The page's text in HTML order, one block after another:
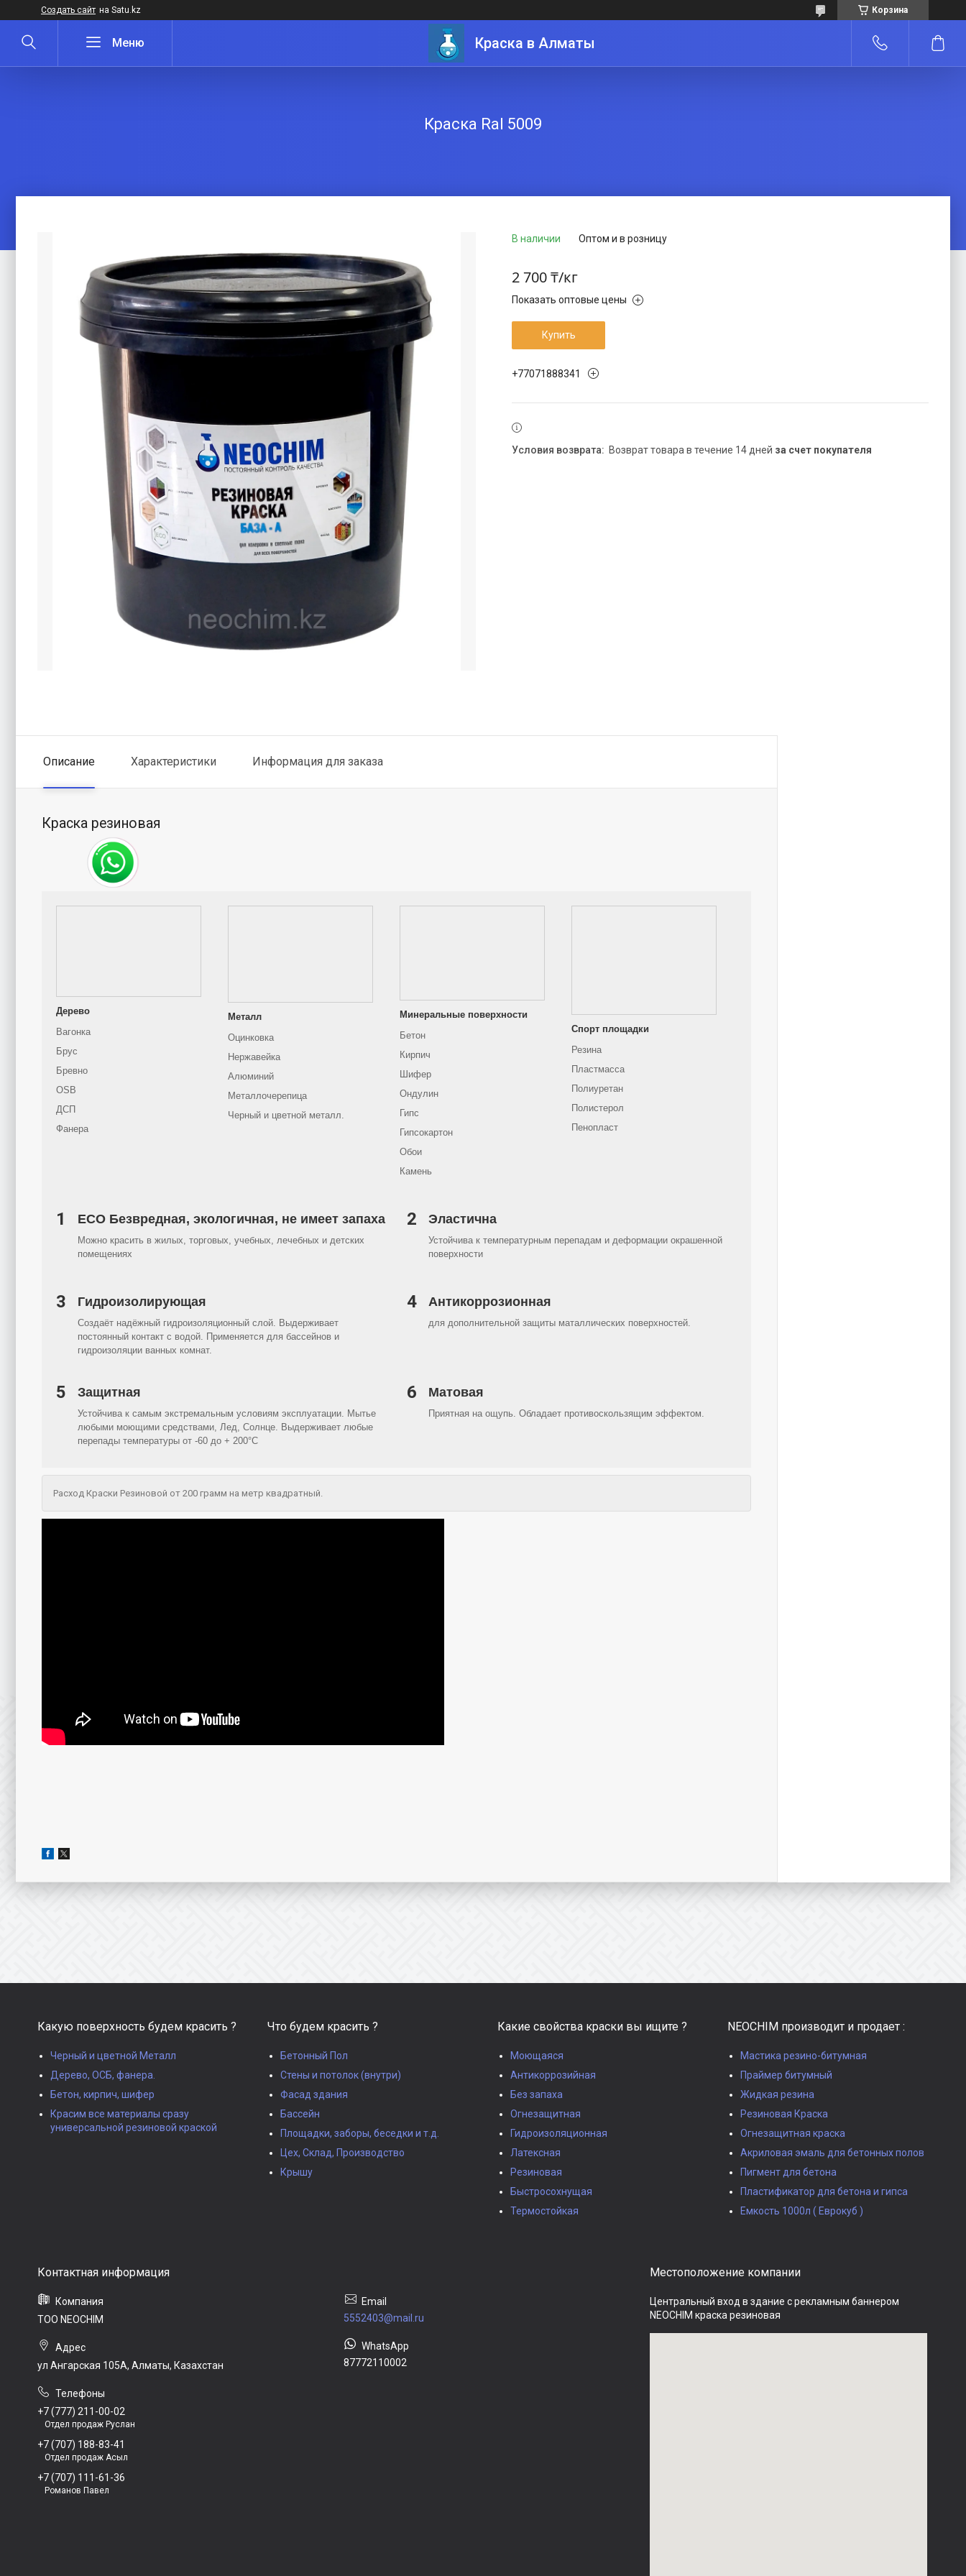
Создать сайт на Satu.kz Корзина
Краска в Алматы
Краска Ral 5009
В наличии Оптом и в розницу
2 700 ₸/кг
Показать оптовые цены
Купить
+77071888341
возврат товара в течение 14 дней за счет покупателя
Описание Характеристики Информация для заказа
Краска резиновая
Дерево
Вагонка
Брус
Бревно
OSB
ДСП
Фанера
Металл
Оцинковка
Нержавейка
Алюминий
Металлочерепица
Черный и цветной металл.
Минеральные поверхности
Бетон
Кирпич
Шифер
Ондулин
Гипс
Гипсокартон
Обои
Камень
Спорт площадки
Резина
Пластмасса
Полиуретан
Полистерол
Пенопласт
1 ECO Безвредная, экологичная, не имеет запаха
Можно красить в жилых, торговых, учебных, лечебных и детских
помещениях
2 Эластична
Устойчива к температурным перепадам и деформации окрашенной
поверхности
3 Гидроизолирующая
Создаёт надёжный гидроизоляционный слой. Выдерживает
постоянный контакт с водой. Применяется для бассейнов и
гидроизоляции ванных комнат.
4 Антикоррозионная
для дополнительной защиты маталлических поверхностей.
5 Защитная
Устойчива к самым экстремальным условиям эксплуатации. Мытье
любыми моющими средствами, Лед, Солнце. Выдерживает любые
перепады температуры от -60 до + 200°C
6 Матовая
Приятная на ощупь. Обладает противоскользящим эффектом.
Расход Краски Резиновой от 200 грамм на метр квадратный.
Какую поверхность будем красить ?
Черный и цветной Металл
Дерево, ОСБ, фанера.
Бетон, кирпич, шифер
Красим все материалы сразу
универсальной резиновой краской
Что будем красить ?
Бетонный Пол
Стены и потолок (внутри)
Фасад здания
Бассейн
Площадки, заборы, беседки и т.д.
Цех, Склад, Производство
Крышу
Какие свойства краски вы ищите ?
Моющаяся
Антикоррозийная
Без запаха
Огнезащитная
Гидроизоляционная
Латексная
Резиновая
Быстросохнущая
Термостойкая
NEOCHIM производит и продает :
Мастика резино-битумная
Праймер битумный
Жидкая резина
Резиновая Краска
Огнезащитная краска
Акриловая эмаль для бетонных полов
Пигмент для бетона
Пластификатор для бетона и гипса
Емкость 1000л ( Еврокуб )
ТОО NEOCHIM
ул Ангарская 105А, Алматы, Казахстан
+7 (777) 211-00-02
Отдел продаж Руслан
+7 (707) 188-83-41
Отдел продаж Асыл
+7 (707) 111-61-36
Романов Павел
5552403@mail.ru
87772110002
Местоположение компании
Центральный вход в здание с рекламным баннером
NEOCHIM краска резиновая